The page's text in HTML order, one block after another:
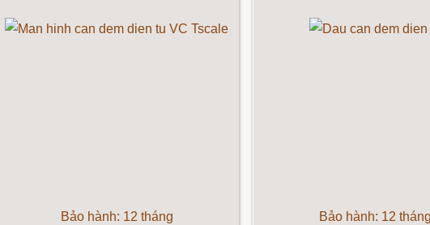
Bảo hành: 12 tháng Bảo hành: 12 tháng